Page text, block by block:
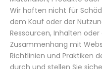
Wir haften nicht für
dem Kauf oder der
Ressourcen, Inhalten
Zusammenhang mit
Richtlinien und Praktiken
durch und stellen Sie